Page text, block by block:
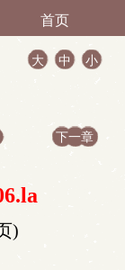
首页
大 中
小
下一章
)